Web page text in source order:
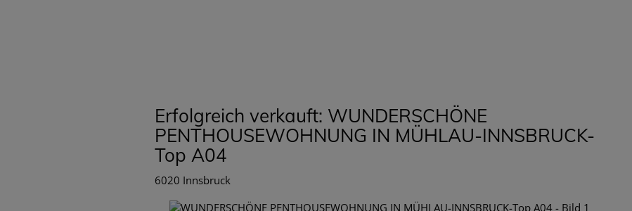
Erfolgreich verkauft: WUNDERSCHÖNE
PENTHOUSEWOHNUNG IN MÜHLAU-INNSBRUCK-
Top A04
6020 Innsbruck